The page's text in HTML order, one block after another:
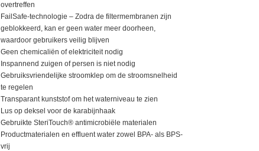
overtreffen
FailSafe-technologie – Zodra de filtermembranen zijn
geblokkeerd, kan er geen water meer doorheen,
waardoor gebruikers veilig blijven
Geen chemicaliën of elektriciteit nodig
Inspannend zuigen of persen is niet nodig
Gebruiksvriendelijke stroomklep om de stroomsnelheid
te regelen
Transparant kunststof om het waterniveau te zien
Lus op deksel voor de karabijnhaak
Gebruikte SteriTouch® antimicrobiële materialen
Productmaterialen en effluent water zowel BPA- als BPS-
vrij